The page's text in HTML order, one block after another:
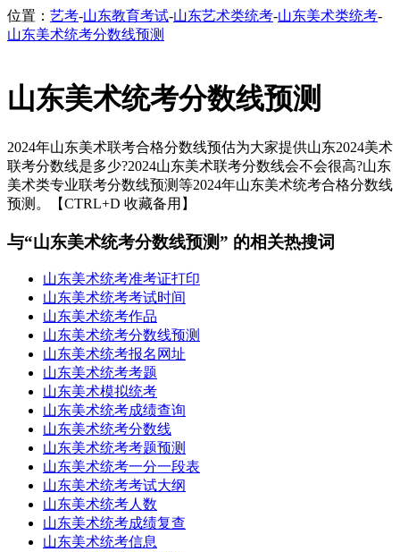
位置： 艺考-山东教育考试-山东艺术类统考-山东美术类统考-
山东美术统考分数线预测
山东美术统考分数线预测
2024年山东美术联考合格分数线预估为大家提供山东2024美术
联考分数线是多少?2024山东美术联考分数线会不会很高?山东
美术类专业联考分数线预测等2024年山东美术统考合格分数线
预测。【CTRL+D 收藏备用】
与“山东美术统考分数线预测” 的相关热搜词
山东美术统考准考证打印
山东美术统考考试时间
山东美术统考作品
山东美术统考分数线预测
山东美术统考报名网址
山东美术统考考题
山东美术模拟统考
山东美术统考成绩查询
山东美术统考分数线
山东美术统考考题预测
山东美术统考一分一段表
山东美术统考考试大纲
山东美术统考人数
山东美术统考成绩复查
山东美术统考信息